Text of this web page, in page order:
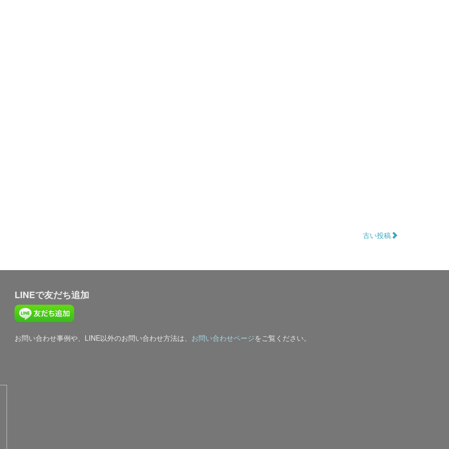
古い投稿
LINEで友だち追加
お問い合わせ事例や、LINE以外のお問い合わせ方法は、 お問い合わせページをご覧ください。